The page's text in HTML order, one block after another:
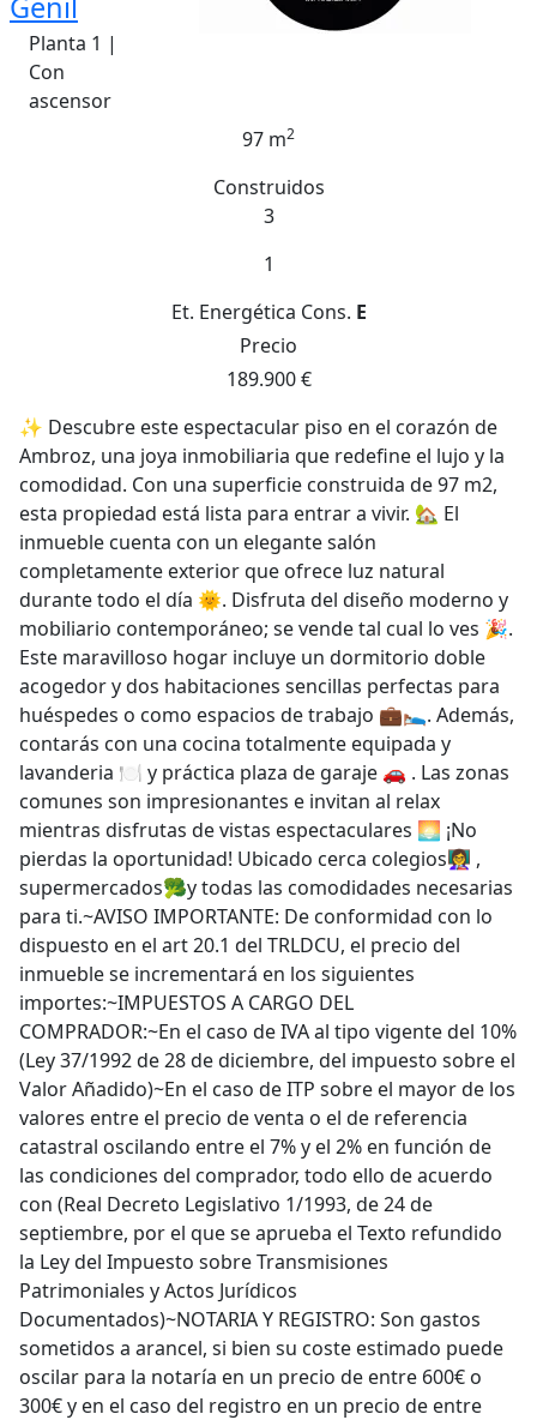
Planta 1 |
Con
ascensor
97 m2
Construidos
3
1
Et. Energética Cons. E
Precio
189.900 €
✨ Descubre este espectacular piso en el corazón de
Ambroz, una joya inmobiliaria que redefine el lujo y la
comodidad. Con una superficie construida de 97 m2,
esta propiedad está lista para entrar a vivir. 🏡 El
inmueble cuenta con un elegante salón
completamente exterior que ofrece luz natural
durante todo el día 🌞. Disfruta del diseño moderno y
mobiliario contemporáneo; se vende tal cual lo ves 🎉.
Este maravilloso hogar incluye un dormitorio doble
acogedor y dos habitaciones sencillas perfectas para
huéspedes o como espacios de trabajo 💼🛌. Además,
contarás con una cocina totalmente equipada y
lavanderia 🍽️ y práctica plaza de garaje 🚗 . Las zonas
comunes son impresionantes e invitan al relax
mientras disfrutas de vistas espectaculares 🌅 ¡No
pierdas la oportunidad! Ubicado cerca colegios👩‍🏫 ,
supermercados🥦y todas las comodidades necesarias
para ti.~AVISO IMPORTANTE: De conformidad con lo
dispuesto en el art 20.1 del TRLDCU, el precio del
inmueble se incrementará en los siguientes
importes:~IMPUESTOS A CARGO DEL
COMPRADOR:~En el caso de IVA al tipo vigente del 10%
(Ley 37/1992 de 28 de diciembre, del impuesto sobre el
Valor Añadido)~En el caso de ITP sobre el mayor de los
valores entre el precio de venta o el de referencia
catastral oscilando entre el 7% y el 2% en función de
las condiciones del comprador, todo ello de acuerdo
con (Real Decreto Legislativo 1/1993, de 24 de
septiembre, por el que se aprueba el Texto refundido
la Ley del Impuesto sobre Transmisiones
Patrimoniales y Actos Jurídicos
Documentados)~NOTARIA Y REGISTRO: Son gastos
sometidos a arancel, si bien su coste estimado puede
oscilar para la notaría en un precio de entre 600€ o
300€ y en el caso del registro en un precio de entre